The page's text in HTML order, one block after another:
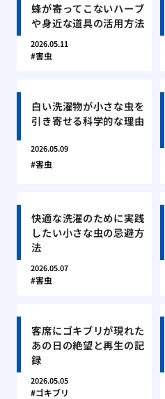
蜂が寄ってこないハーブ
や身近な道具の活用方法
2026.05.11
害虫
白い洗濯物が小さな虫を
引き寄せる科学的な理由
2026.05.09
害虫
快適な洗濯のために実践
したい小さな虫の忌避方
法
2026.05.07
害虫
客席にゴキブリが現れた
あの日の絶望と再生の記
録
2026.05.05
ゴキブリ